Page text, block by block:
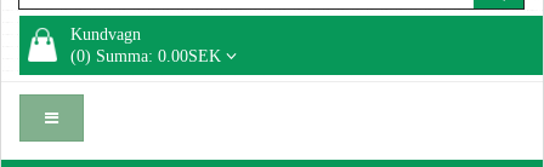
Kundvagn
(0) Summa: 0.00SEK